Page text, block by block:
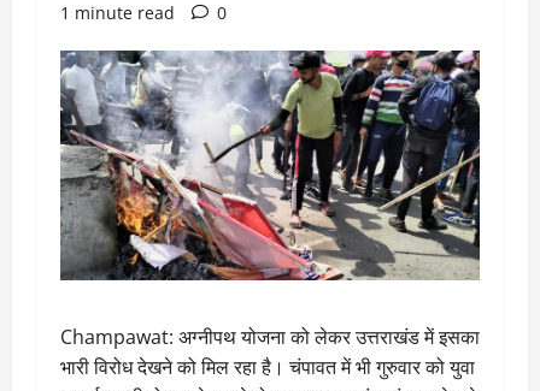
1 minute read
0
Champawat: अग्नीपथ योजना को लेकर उत्तराखंड में इसका
भारी विरोध देखने को मिल रहा है। चंपावत में भी गुरुवार को युवा